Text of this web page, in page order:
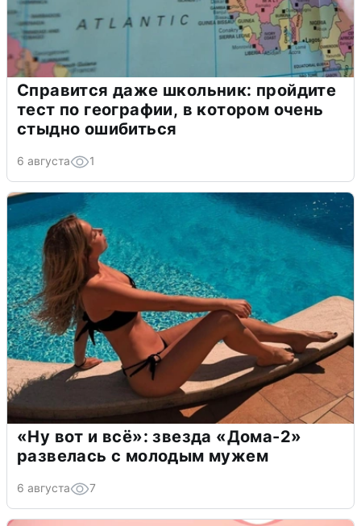
Справится даже школьник: пройдите
тест по географии, в котором очень
стыдно ошибиться
6 августа 1
«Ну вот и всё»: звезда «Дома-2»
развелась с молодым мужем
6 августа 7